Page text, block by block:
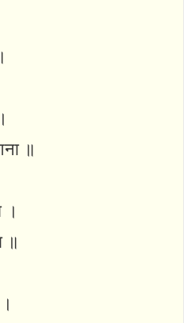
॥
।
॥